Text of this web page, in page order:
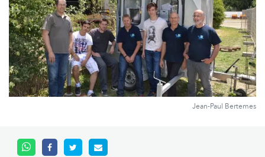
Jean-Paul Bertemes